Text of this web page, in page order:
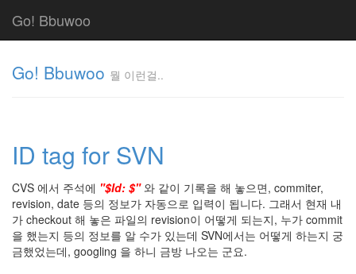
Go! Bbuwoo
Go! Bbuwoo 뭘 이런걸..
ID tag for SVN
CVS 에서 주석에 "$Id: $"와 같이 기록을 해 놓으면, commiter,
revision, date 등의 정보가 자동으로 입력이 됩니다. 그래서 현재 내
가 checkout 해 놓은 파일의 revision이 어떻게 되는지, 누가 commit
을 했는지 등의 정보를 알 수가 있는데 SVN에서는 어떻게 하는지 궁
금했었는데, googling 을 하니 금방 나오는 군요.
걸..
김
균
Tag